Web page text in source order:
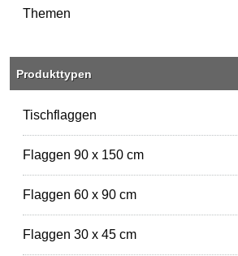
Themen
Produkttypen
Tischflaggen
Flaggen 90 x 150 cm
Flaggen 60 x 90 cm
Flaggen 30 x 45 cm